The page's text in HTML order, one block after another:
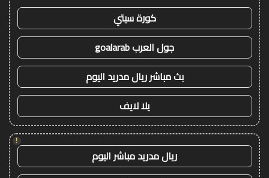
كورة سيتي
جول العرب goalarab
بث مباشر ريال مدريد اليوم
يلا لايف
!
ريال مدريد مباشر اليوم